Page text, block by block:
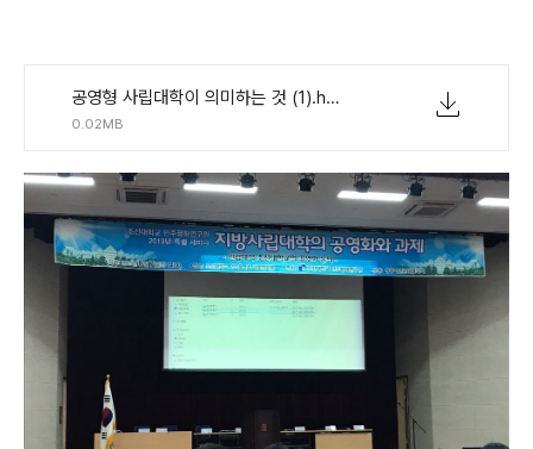
공영형 사립대학이 의미하는 것 (1).hwp
0.02MB